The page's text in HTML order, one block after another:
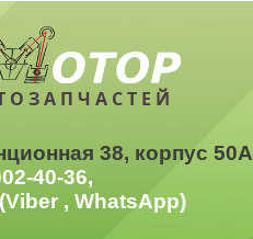
38, корпус 50А
40-36,
, WhatsApp)